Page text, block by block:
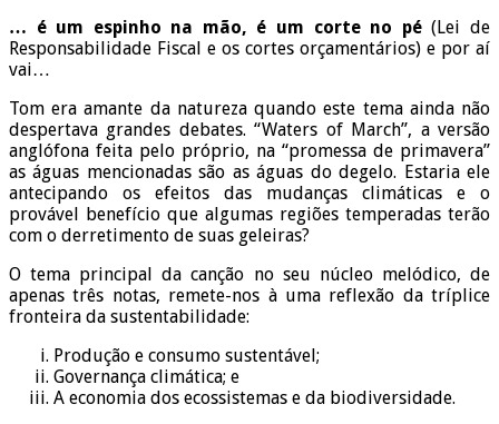
… é um espinho na mão, é um corte no pé(Lei de
Responsabilidade Fiscal e os cortes orçamentários) e por aí
vai…
Tom era amante da natureza quando este tema ainda não
despertava grandes debates. “Waters of March”, a versão
anglófona feita pelo próprio, na “promessa de primavera”
as águas mencionadas são as águas do degelo. Estaria ele
antecipando os efeitos das mudanças climáticas e o
provável benefício que algumas regiões temperadas terão
com o derretimento de suas geleiras?
O tema principal da canção no seu núcleo melódico, de
apenas três notas, remete-nos à uma reflexão da tríplice
fronteira da sustentabilidade:
Produção e consumo sustentável;
Governança climática; e
A economia dos ecossistemas e da biodiversidade.